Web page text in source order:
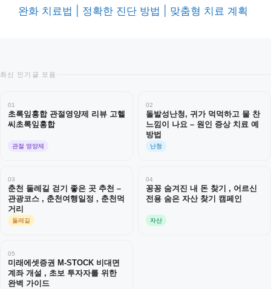
완화 치료법 | 정확한 진단 방법 | 맞춤형 치료 계획
최신 인기글 모음
01
초록잎홍합 관절영양제 리뷰 고헬
씨초록잎홍합
관절 영양제
02
돌발성난청, 귀가 먹먹하고 물 찬
느낌이 나요 – 원인 증상 치료 예
방법
난청
03
춘천 둘레길 걷기 좋은 곳 추천 –
관광코스 , 춘천여행일정 , 춘천먹
거리
둘레길
04
꽁꽁 숨겨진 내 돈 찾기 , 어르신
전용 숨은 자산 찾기 캠페인
자산
05
미래에셋증권 M-STOCK 비대면
계좌 개설 , 초보 투자자를 위한
완벽 가이드